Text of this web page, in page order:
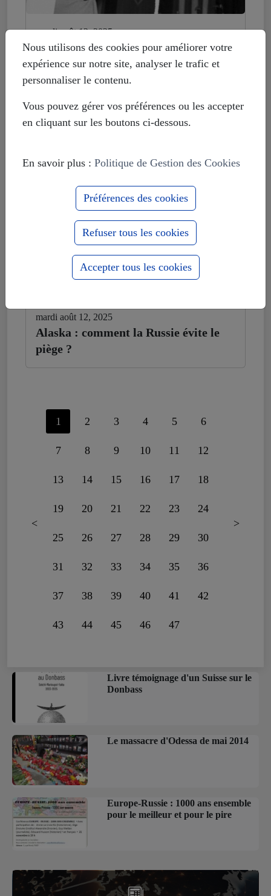
mardi août 12, 2025
Histoire déformée : les Européistes
veulent fonder leur unité sur la
russophobie
mardi août 12, 2025
Alaska : comment la Russie évite le
piège ?
<
1 2 3 4 5 6
7 8 9 10 11 12
13 14 15 16 17 18
19 20 21 22 23 24
25 26 27 28 29 30
31 32 33 34 35 36
37 38 39 40 41 42
43 44 45 46 47
>
Livre témoignage d'un Suisse sur le
Donbass
Le massacre d'Odessa de mai 2014
Europe-Russie : 1000 ans ensemble
pour le meilleur et pour le pire
Nous utilisons des cookies pour améliorer votre
expérience sur notre site, analyser le trafic et
personnaliser le contenu.
Vous pouvez gérer vos préférences ou les accepter
en cliquant sur les boutons ci-dessous.
En savoir plus : Politique de Gestion des Cookies
Préférences des cookies
Refuser tous les cookies
Accepter tous les cookies